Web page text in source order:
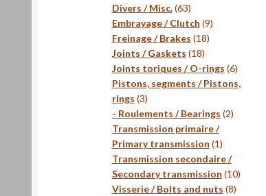
produits
Divers / Misc. 6363
produits
Embrayage / Clutch 99
Freinage / Brakes 1818
Joints / Gaskets 1818
produits
Joints toriques / O-rings 66
produits
Pistons, segments / Pistons,
rings 33
produits
- Roulements / Bearings 22
Transmission primaire /
Primary transmission 11
produit
Transmission secondaire /
Secondary transmission 1010
Visserie / Bolts and nuts 88